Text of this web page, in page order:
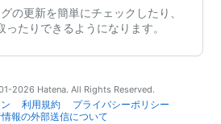
の更新を簡単にチェックしたり、
たりできるようになります。
2026 Hatena. All Rights Reserved.
利用規約
プライバシーポリシー
報の外部送信について